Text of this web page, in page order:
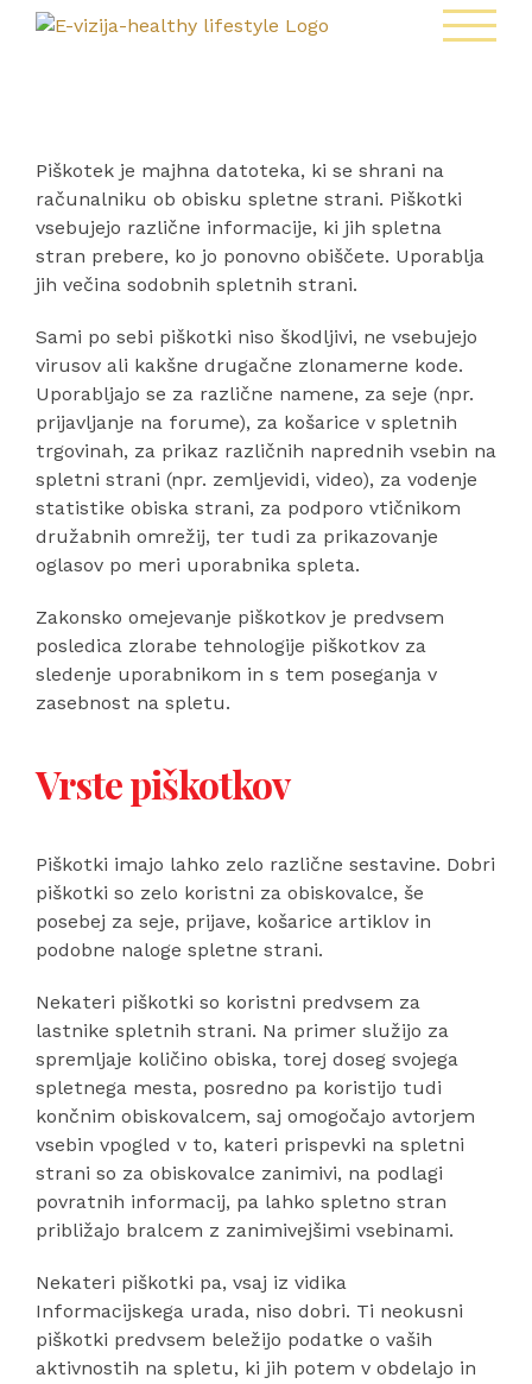
Skip
Piškotek je majhna datoteka, ki se shrani na
računalniku ob obisku spletne strani. Piškotki
vsebujejo različne informacije, ki jih spletna
stran prebere, ko jo ponovno obiščete. Uporablja
jih večina sodobnih spletnih strani.
Sami po sebi piškotki niso škodljivi, ne vsebujejo
virusov ali kakšne drugačne zlonamerne kode.
Uporabljajo se za različne namene, za seje (npr.
prijavljanje na forume), za košarice v spletnih
trgovinah, za prikaz različnih naprednih vsebin na
spletni strani (npr. zemljevidi, video), za vodenje
statistike obiska strani, za podporo vtičnikom
družabnih omrežij, ter tudi za prikazovanje
oglasov po meri uporabnika spleta.
Zakonsko omejevanje piškotkov je predvsem
posledica zlorabe tehnologije piškotkov za
sledenje uporabnikom in s tem poseganja v
zasebnost na spletu.
Vrste piškotkov
Piškotki imajo lahko zelo različne sestavine. Dobri
piškotki so zelo koristni za obiskovalce, še
posebej za seje, prijave, košarice artiklov in
podobne naloge spletne strani.
Nekateri piškotki so koristni predvsem za
lastnike spletnih strani. Na primer služijo za
spremljaje količino obiska, torej doseg svojega
spletnega mesta, posredno pa koristijo tudi
končnim obiskovalcem, saj omogočajo avtorjem
vsebin vpogled v to, kateri prispevki na spletni
strani so za obiskovalce zanimivi, na podlagi
povratnih informacij, pa lahko spletno stran
približajo bralcem z zanimivejšimi vsebinami.
Nekateri piškotki pa, vsaj iz vidika
Informacijskega urada, niso dobri. Ti neokusni
piškotki predvsem beležijo podatke o vaših
aktivnostih na spletu, ki jih potem v obdelajo in